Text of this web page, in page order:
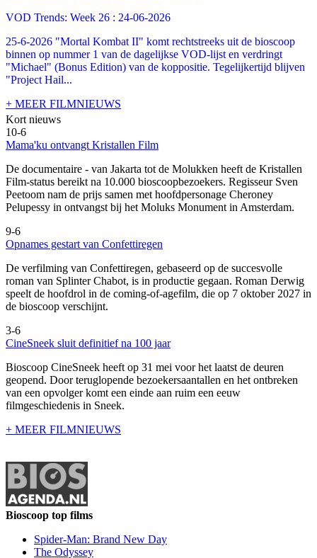
VOD Trends: Week 26 : 24-06-2026
25-6-2026 "Mortal Kombat II" komt rechtstreeks uit de bioscoop
binnen op nummer 1 van de dagelijkse VOD-lijst en verdringt
"Michael" (Bonus Edition) van de koppositie. Tegelijkertijd blijven
"Project Hail...
+ MEER FILMNIEUWS
Kort nieuws
10-6
Mama'ku ontvangt Kristallen Film
De documentaire - van Jakarta tot de Molukken heeft de Kristallen
Film-status bereikt na 10.000 bioscoopbezoekers. Regisseur Sven
Peetoom nam de prijs samen met hoofdpersonage Cheroney
Pelupessy in ontvangst bij het Moluks Monument in Amsterdam.
9-6
Opnames gestart van Confettiregen
De verfilming van Confettiregen, gebaseerd op de succesvolle
roman van Splinter Chabot, is in productie gegaan. Roman Derwig
speelt de hoofdrol in de coming-of-agefilm, die op 7 oktober 2027 in
de bioscoop verschijnt.
3-6
CineSneek sluit definitief na 100 jaar
Bioscoop CineSneek heeft op 31 mei voor het laatst de deuren
geopend. Door teruglopende bezoekersaantallen en het ontbreken
van een opvolger komt een einde aan ruim een eeuw
filmgeschiedenis in Sneek.
+ MEER FILMNIEUWS
Bioscoop top films
Spider-Man: Brand New Day
The Odyssey